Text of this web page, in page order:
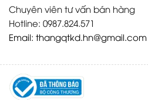
Chuyên viên tư vấn bán hàng
Hotline: 0987.824.571
Email: thangqtkd.hn@gmail.com